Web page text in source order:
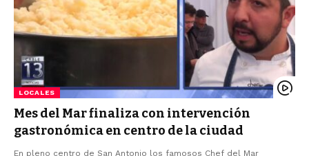
LOCALES
Mes del Mar finaliza con intervención
gastronómica en centro de la ciudad
En pleno centro de San Antonio los famosos Chef del Mar